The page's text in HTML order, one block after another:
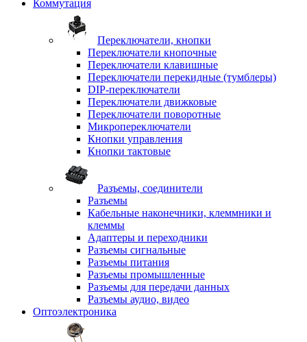
Коммутация
Переключатели, кнопки
Переключатели кнопочные
Переключатели клавишные
Переключатели перекидные (тумблеры)
DIP-переключатели
Переключатели движковые
Переключатели поворотные
Микропереключатели
Кнопки управления
Кнопки тактовые
Разъемы, соединители
Разъемы
Кабельные наконечники, клеммники и
клеммы
Адаптеры и переходники
Разъемы сигнальные
Разъемы питания
Разъемы промышленные
Разъемы для передачи данных
Разъемы аудио, видео
Оптоэлектроника